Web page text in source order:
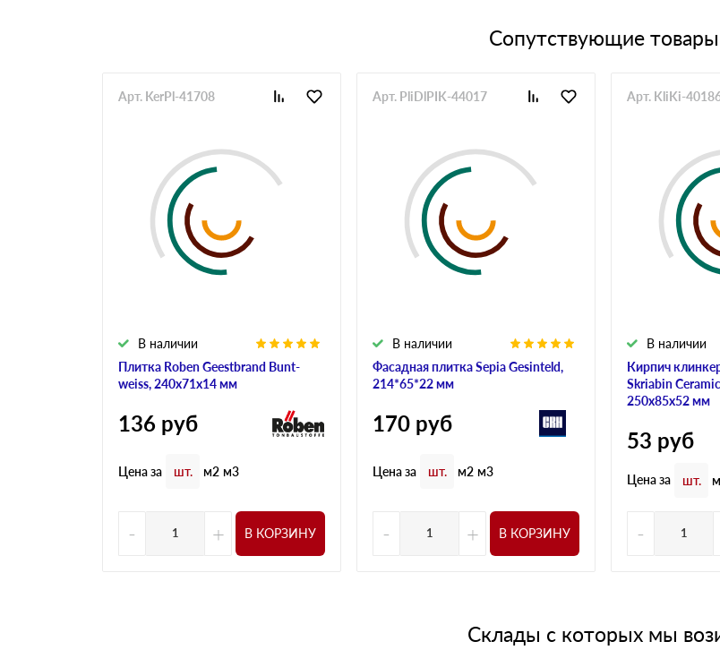
Сопутствующие товары
Плитка Roben Geestbrand Bunt-
weiss, 240х71х14 мм
В наличии
Арт. KerPl-41708
136 руб
Цена за шт. м2 м3
- + В КОРЗИНУ
Фасадная плитка Sepia Gesinteld,
214*65*22 мм
В наличии
Арт. PliDlPIK-44017
170 руб
Цена за шт. м2 м3
- + В КОРЗИНУ
Кирпич
Skriabin
250х85х52 мм
В наличии
Арт. KliKi-
53 руб
Цена за шт.
-
Склады с которых мы